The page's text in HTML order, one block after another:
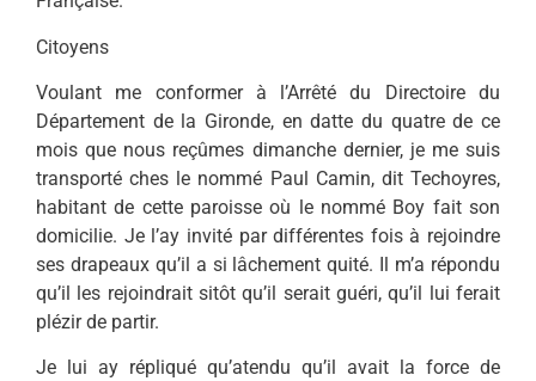
Citoyens
Voulant me conformer à l’Arrêté du Directoire du
Département de la Gi­ronde, en datte du quatre de ce
mois que nous reçûmes dimanche dernier, je me suis
transporté ches le nommé Paul Camin, dit Techoyres,
habitant de cette parois­se où le nommé Boy fait son
domicilie. Je l’ay invité par différentes fois à rejoin­dre
ses drapeaux qu’il a si lâchement quité. Il m’a répondu
qu’il les rejoindrait sitôt qu’il serait guéri, qu’il lui ferait
plézir de partir.
Je lui ay répliqué qu’atendu qu’il avait la force de